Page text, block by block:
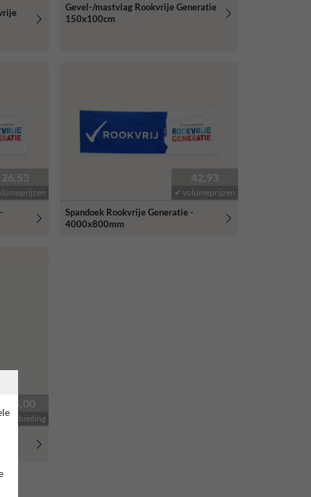
Gevel-/mastvlag Rookvrije Generatie
150x100cm
26,53 42,93
✔ volumeprijzen
Spandoek Rookvrije Generatie -
4000x800mm
95,00
aanbieding